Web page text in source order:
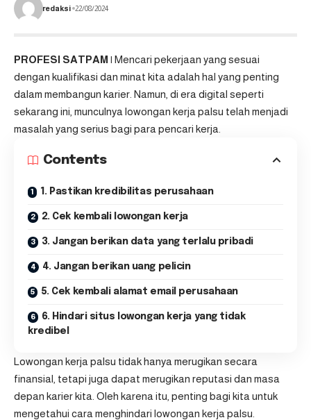
redaksi 22/08/2024
PROFESI SATPAM | Mencari pekerjaan yang sesuai
dengan kualifikasi dan minat kita adalah hal yang penting
dalam membangun karier. Namun, di era digital seperti
sekarang ini, munculnya lowongan kerja palsu telah menjadi
masalah yang serius bagi para pencari kerja.
Contents
1. Pastikan kredibilitas perusahaan
2. Cek kembali lowongan kerja
3. Jangan berikan data yang terlalu pribadi
4. Jangan berikan uang pelicin
5. Cek kembali alamat email perusahaan
6. Hindari situs lowongan kerja yang tidak
kredibel
Lowongan kerja palsu tidak hanya merugikan secara
finansial, tetapi juga dapat merugikan reputasi dan masa
depan karier kita. Oleh karena itu, penting bagi kita untuk
mengetahui cara menghindari lowongan kerja palsu.